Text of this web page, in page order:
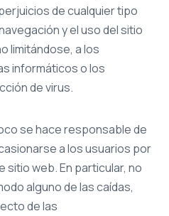
de cualquier tipo
y el uso del sitio
limitándose, a los
informáticos o los
de virus.
se hace responsable de
a los usuarios por
sitio web. En particular, no
alguno de las caídas,
de las